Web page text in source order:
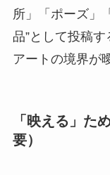
所」「ポーズ」
品”として投稿
アートの境界が
「映える」た
要）